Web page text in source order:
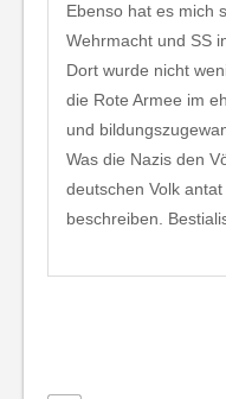
Ebenso hat es mich
Wehrmacht und SS
Dort wurde nicht
die Rote Armee im
und
Was die Nazis den
deutschen Volk
beschreiben.